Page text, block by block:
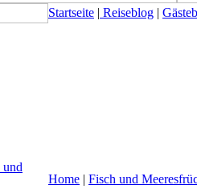
Startseite | Reiseblog |
und
Home | Fisch und